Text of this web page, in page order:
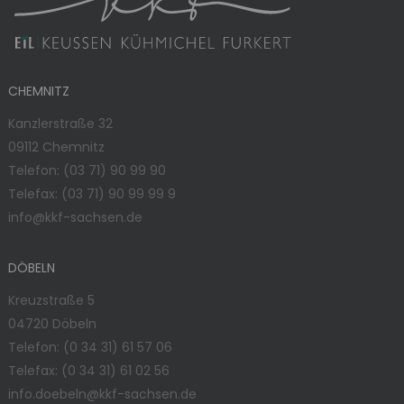
CHEMNITZ
Kanzlerstraße 32
09112 Chemnitz
Telefon: (03 71) 90 99 90
Telefax: (03 71) 90 99 99 9
info@kkf-sachsen.de
DÖBELN
Kreuzstraße 5
04720 Döbeln
Telefon: (0 34 31) 61 57 06
Telefax: (0 34 31) 61 02 56
info.doebeln@kkf-sachsen.de